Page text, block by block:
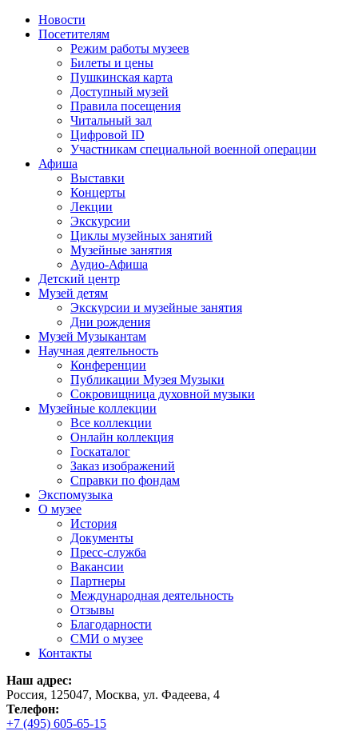
Новости
Посетителям
Режим работы музеев
Билеты и цены
Пушкинская карта
Доступный музей
Правила посещения
Читальный зал
Цифровой ID
Участникам специальной военной операции
Афиша
Выставки
Концерты
Лекции
Экскурсии
Циклы музейных занятий
Музейные занятия
Аудио-Афиша
Детский центр
Музей детям
Экскурсии и музейные занятия
Дни рождения
Музей Музыкантам
Научная деятельность
Конференции
Публикации Музея Музыки
Сокровищница духовной музыки
Музейные коллекции
Все коллекции
Онлайн коллекция
Госкаталог
Заказ изображений
Справки по фондам
Экспомузыка
О музее
История
Документы
Пресс-служба
Вакансии
Партнеры
Международная деятельность
Отзывы
Благодарности
СМИ о музее
Контакты
Наш адрес:
Россия, 125047, Москва, ул. Фадеева, 4
Телефон:
+7 (495) 605-65-15